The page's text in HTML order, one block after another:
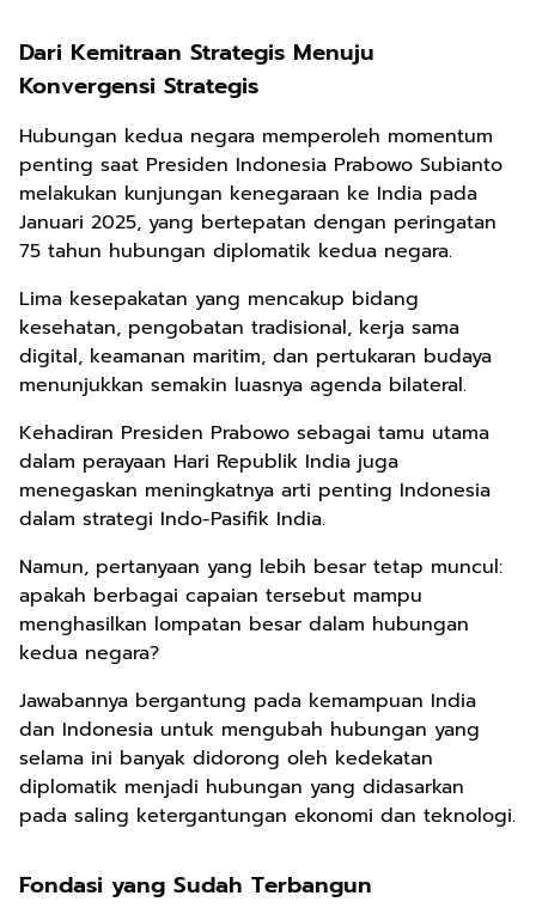
Dari Kemitraan Strategis Menuju
Konvergensi Strategis
Hubungan kedua negara memperoleh momentum
penting saat Presiden Indonesia Prabowo Subianto
melakukan kunjungan kenegaraan ke India pada
Januari 2025, yang bertepatan dengan peringatan
75 tahun hubungan diplomatik kedua negara.
Lima kesepakatan yang mencakup bidang
kesehatan, pengobatan tradisional, kerja sama
digital, keamanan maritim, dan pertukaran budaya
menunjukkan semakin luasnya agenda bilateral.
Kehadiran Presiden Prabowo sebagai tamu utama
dalam perayaan Hari Republik India juga
menegaskan meningkatnya arti penting Indonesia
dalam strategi Indo-Pasifik India.
Namun, pertanyaan yang lebih besar tetap muncul:
apakah berbagai capaian tersebut mampu
menghasilkan lompatan besar dalam hubungan
kedua negara?
Jawabannya bergantung pada kemampuan India
dan Indonesia untuk mengubah hubungan yang
selama ini banyak didorong oleh kedekatan
diplomatik menjadi hubungan yang didasarkan
pada saling ketergantungan ekonomi dan teknologi.
Fondasi yang Sudah Terbangun